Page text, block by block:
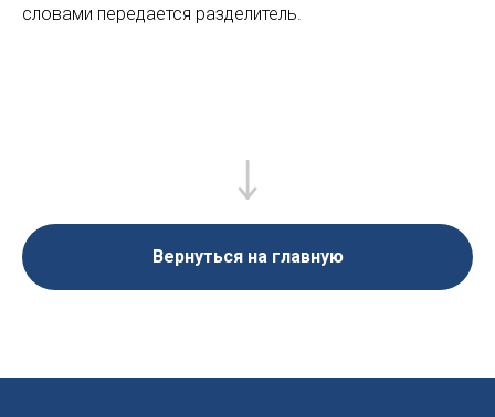
словами передается разделитель.
Вернуться на главную